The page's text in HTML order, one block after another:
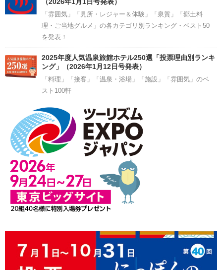
「雰囲気」「見所・レジャー＆体験」「泉質」「郷土料
理・ご当地グルメ」の各カテゴリ別ランキング・ベスト50
を発表！
2025年度人気温泉旅館ホテル250選「投票理由別ランキ
ング」（2026年1月12日号発表）
「料理」「接客」「温泉・浴場」「施設」「雰囲気」のベ
スト100軒